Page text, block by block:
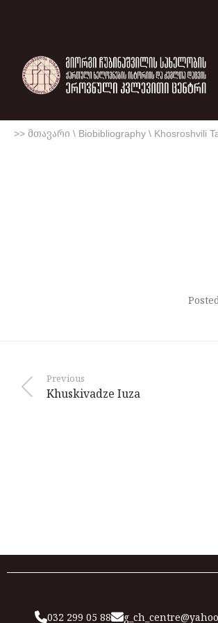
>> მთავარი \ Biobibliography \ Khosroshvili
Previous
Khuskivadze Iuza
032 299 05 88